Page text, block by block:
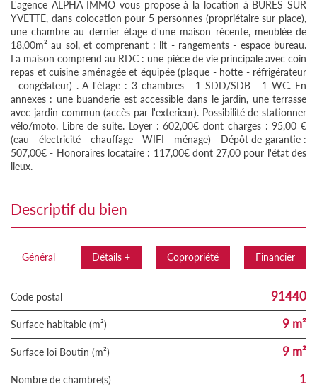
L'agence ALPHA IMMO vous propose à la location à BURES SUR
YVETTE, dans colocation pour 5 personnes (propriétaire sur place),
une chambre au dernier étage d'une maison récente, meublée de
18,00m² au sol, et comprenant : lit - rangements - espace bureau.
La maison comprend au RDC : une pièce de vie principale avec coin
repas et cuisine aménagée et équipée (plaque - hotte - réfrigérateur
- congélateur) . A l'étage : 3 chambres - 1 SDD/SDB - 1 WC. En
annexes : une buanderie est accessible dans le jardin, une terrasse
avec jardin commun (accès par l'exterieur). Possibilité de stationner
vélo/moto. Libre de suite. Loyer : 602,00€ dont charges : 95,00 €
(eau - électricité - chauffage - WIFI - ménage) - Dépôt de garantie :
507,00€ - Honoraires locataire : 117,00€ dont 27,00 pour l'état des
lieux.
descriptif du bien
Général Détails + Copropriété Financier
Code postal 91440
Surface habitable (m²) 9 m²
Surface loi Boutin (m²) 9 m²
Nombre de chambre(s) 1